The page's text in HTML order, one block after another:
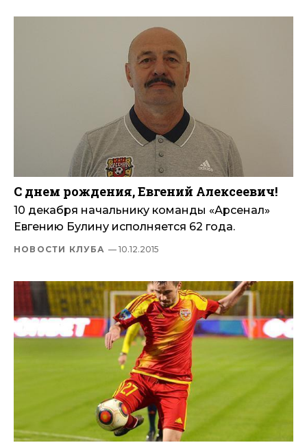
С днем рождения, Евгений Алексеевич!
10 декабря начальнику команды «Арсенал»
Евгению Булину исполняется 62 года.
НОВОСТИ КЛУБА — 10.12.2015